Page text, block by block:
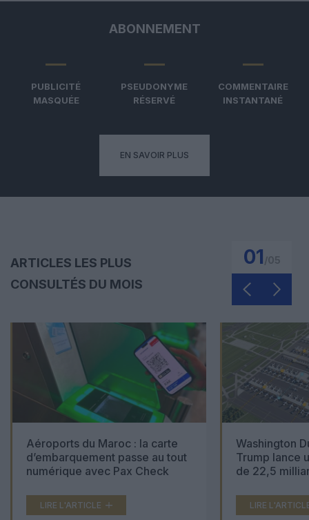
ABONNEMENT
PUBLICITÉ
MASQUÉE
PSEUDONYME
RÉSERVÉ
COMMENTAIRE
INSTANTANÉ
EN SAVOIR PLUS
ARTICLES LES PLUS
CONSULTÉS DU MOIS
01
Aéroports du Maroc : la carte
d’embarquement passe au tout
numérique avec Pax Check
LIRE L'ARTICLE
Washington
Trump lance
de 22,5
LIRE